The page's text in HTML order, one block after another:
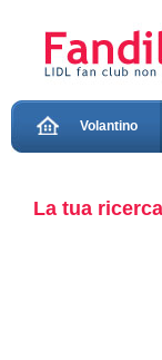
Volantino
La tua